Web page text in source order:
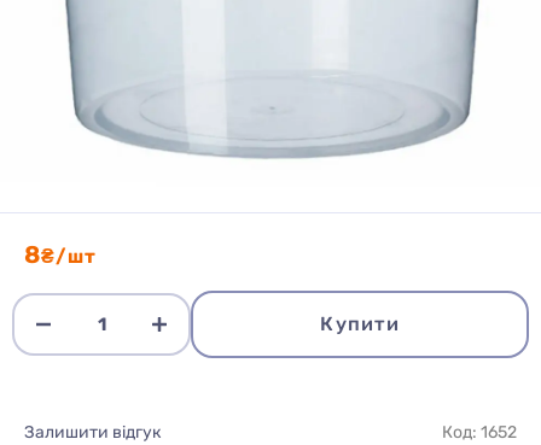
8₴/шт
Купити
Залишити відгук
Код: 1652